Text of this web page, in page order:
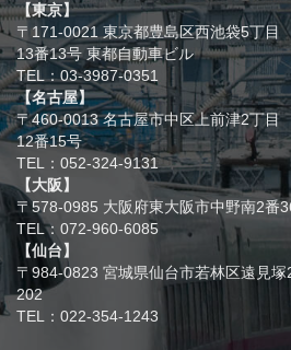
【東京】
〒171-0021 東京都豊島区西池袋5丁目
13番13号 東都自動車ビル
TEL：03-3987-0351
【名古屋】
〒460-0013 名古屋市中区上前津2丁目
12番15号
TEL：052-324-9131
【大阪】
〒578-0985 大阪府東大阪市中野南2番
TEL：072-960-6085
【仙台】
〒984-0823 宮城県仙台市若林区遠見
202
TEL：022-354-1243